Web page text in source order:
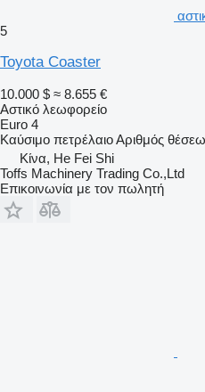
5
Toyota Coaster
10.000 $ ≈ 8.655 €
Αστικό λεωφορείο
Euro 4
Καύσιμο πετρέλαιοΑριθμός
Κίνα, He Fei Shi
Toffs Machinery Trading Co.,Ltd
Επικοινωνία με τον πωλητή